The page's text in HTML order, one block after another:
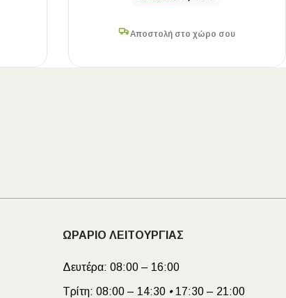
Αποστολή στο χώρο σου
ΩΡΑΡΙΟ ΛΕΙΤΟΥΡΓΙΑΣ
Δευτέρα: 08:00 – 16:00
Τρίτη: 08:00 – 14:30 •17:30 – 21:00